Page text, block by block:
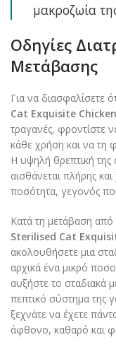
μακροζωία
Οδηγίες
Μετάβασης
Για να διασφαλίσετε
Cat Exquisite Chicken
τραγανές, φροντίστε
κάθε χρήση και να τη
Η υψηλή θρεπτική της
αισθάνεται πλήρης
ποσότητα, γεγονός
Κατά τη μετάβαση
Sterilised Cat
ακολουθήσετε μια
αρχικά ένα μικρό
αυξήστε το σταδιακά
πεπτικό σύστημα της
ξεχνάτε να έχετε
άφθονο, καθαρό και